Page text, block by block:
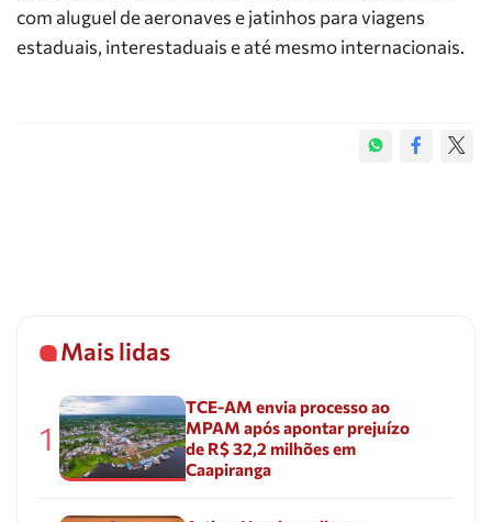
com aluguel de aeronaves e jatinhos para viagens
estaduais, interestaduais e até mesmo internacionais.
Mais lidas
1
TCE-AM envia processo ao
MPAM após apontar prejuízo
de R$ 32,2 milhões em
Caapiranga